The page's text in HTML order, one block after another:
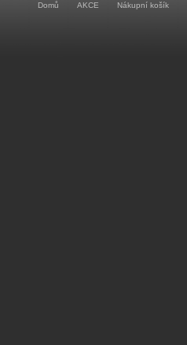
Domů AKCE Nákupní košík